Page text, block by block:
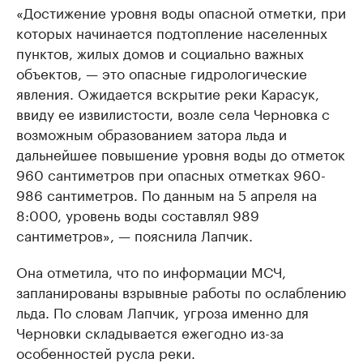
«Достижение уровня воды опасной отметки, при
которых начинается подтопление населенных
пунктов, жилых домов и социально важных
объектов, — это опасные гидрологические
явления. Ожидается вскрытие реки Карасук,
ввиду ее извилистости, возле села Черновка с
возможным образованием затора льда и
дальнейшее повышение уровня воды до отметок
960 сантиметров при опасных отметках 960-
986 сантиметров. По данным на 5 апреля на
8:000, уровень воды составлял 989
сантиметров», — пояснила Лапчик.
Она отметила, что по информации МСЧ,
запланированы взрывные работы по ослаблению
льда. По словам Лапчик, угроза именно для
Черновки складывается ежегодно из-за
особенностей русла реки.